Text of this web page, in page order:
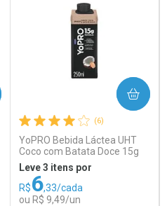
(6)
YoPRO Bebida Láctea UHT
Coco com Batata Doce 15g
de proteínas 250ml
Leve 3 itens por
R$6,33/cada
ou R$ 9,49/un
COMPRAR